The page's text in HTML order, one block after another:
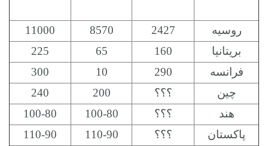
روسیه 2427
8570
11000
بریتانیا
160
65
225
فرانسه
290
10
300
چین
؟؟؟ 200
240
هند
؟؟؟ 100-80
100-80
پاکستان
؟؟؟ 110-90
110-90